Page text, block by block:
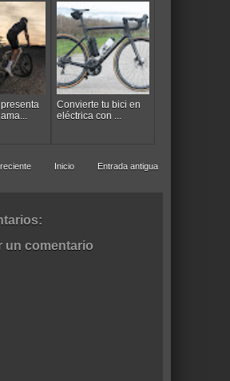
Convierte tu bici en
eléctrica con ...
Entrada antigua
Inicio
un comentario